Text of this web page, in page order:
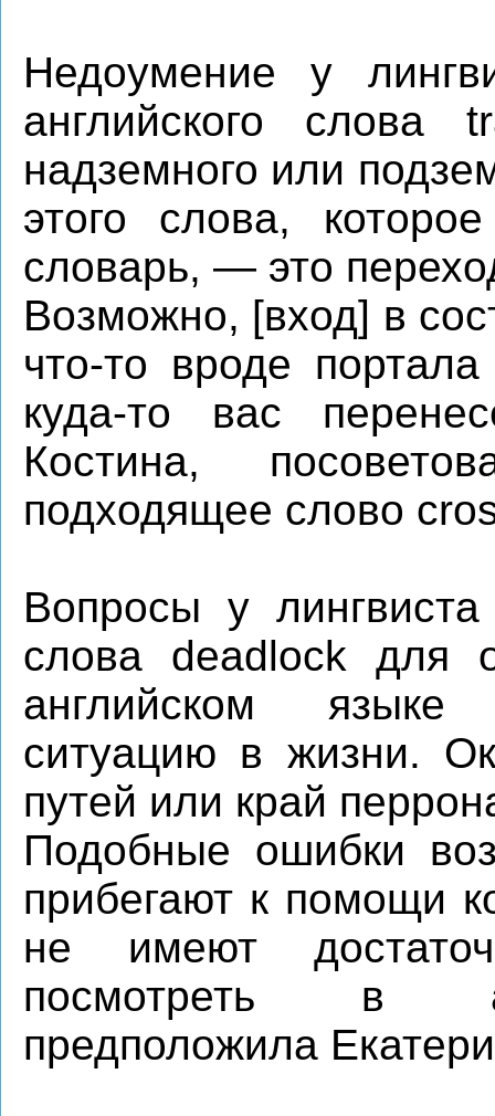
Недоумение у
английского слова
надземного или
этого слова,
словарь, — это
Возможно, [вход] в
что-то вроде
куда-то вас
Костина,
подходящее слово
Вопросы у
слова deadlock для
английском
ситуацию в жизни.
путей или край
Подобные ошибки
прибегают к помощи
не имеют
посмотреть в
предположила